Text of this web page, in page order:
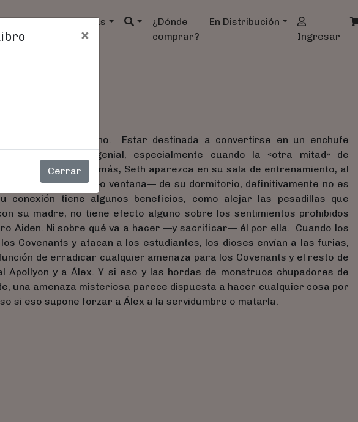
Agendas
¿Dónde
comprar?
En Distribución
Ingresar
×
Cerrar
está el Destino. Estar destinada a convertirse en un enchufe
algo genial, especialmente cuando la «otra mitad» de
va. Y que, además, Seth aparezca en su sala de entrenamiento, al
en la puerta —o ventana— de su dormitorio, definitivamente no es
conexión tiene algunos beneficios, como alejar las pesadillas que
su madre, no tiene efecto alguno sobre los sentimientos prohibidos
Aiden. Ni sobre qué va a hacer —y sacrificar— él por ella. Cuando los
Covenants y atacan a los estudiantes, los dioses envían a las furias,
de erradicar cualquier amenaza para los Covenants y el resto de
Apollyon y a Álex. Y si eso y las hordas de monstruos chupadores de
una amenaza misteriosa parece dispuesta a hacer cualquier cosa por
si eso supone forzar a Álex a la servidumbre o matarla.